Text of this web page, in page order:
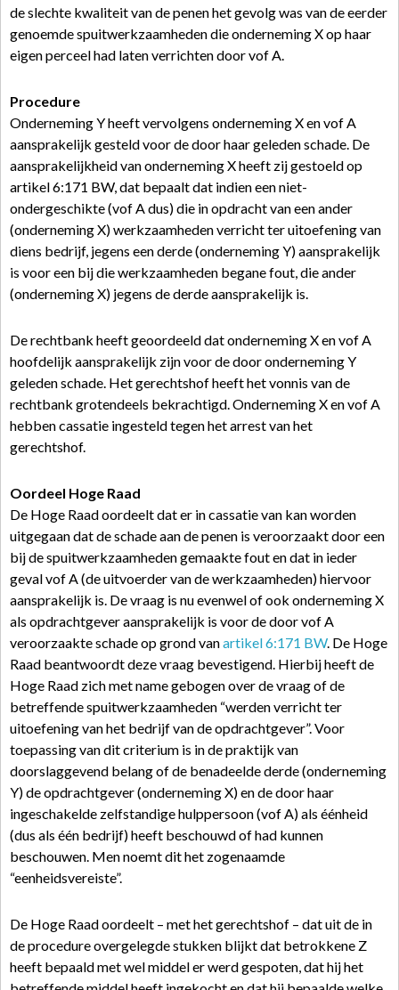
de slechte kwaliteit van de penen het gevolg was van de eerder
genoemde spuitwerkzaamheden die onderneming X op haar
eigen perceel had laten verrichten door vof A.
Procedure
Onderneming Y heeft vervolgens onderneming X en vof A
aansprakelijk gesteld voor de door haar geleden schade. De
aansprakelijkheid van onderneming X heeft zij gestoeld op
artikel 6:171 BW, dat bepaalt dat indien een niet-
ondergeschikte (vof A dus) die in opdracht van een ander
(onderneming X) werkzaamheden verricht ter uitoefening van
diens bedrijf, jegens een derde (onderneming Y) aansprakelijk
is voor een bij die werkzaamheden begane fout, die ander
(onderneming X) jegens de derde aansprakelijk is.
De rechtbank heeft geoordeeld dat onderneming X en vof A
hoofdelijk aansprakelijk zijn voor de door onderneming Y
geleden schade. Het gerechtshof heeft het vonnis van de
rechtbank grotendeels bekrachtigd. Onderneming X en vof A
hebben cassatie ingesteld tegen het arrest van het
gerechtshof.
Oordeel Hoge Raad
De Hoge Raad oordeelt dat er in cassatie van kan worden
uitgegaan dat de schade aan de penen is veroorzaakt door een
bij de spuitwerkzaamheden gemaakte fout en dat in ieder
geval vof A (de uitvoerder van de werkzaamheden) hiervoor
aansprakelijk is. De vraag is nu evenwel of ook onderneming X
als opdrachtgever aansprakelijk is voor de door vof A
veroorzaakte schade op grond vanartikel 6:171 BW. De Hoge
Raad beantwoordt deze vraag bevestigend. Hierbij heeft de
Hoge Raad zich met name gebogen over de vraag of de
betreffende spuitwerkzaamheden “werden verricht ter
uitoefening van het bedrijf van de opdrachtgever”. Voor
toepassing van dit criterium is in de praktijk van
doorslaggevend belang of de benadeelde derde (onderneming
Y) de opdrachtgever (onderneming X) en de door haar
ingeschakelde zelfstandige hulppersoon (vof A) als éénheid
(dus als één bedrijf) heeft beschouwd of had kunnen
beschouwen. Men noemt dit het zogenaamde
“eenheidsvereiste”.
De Hoge Raad oordeelt – met het gerechtshof – dat uit de in
de procedure overgelegde stukken blijkt dat betrokkene Z
heeft bepaald met wel middel er werd gespoten, dat hij het